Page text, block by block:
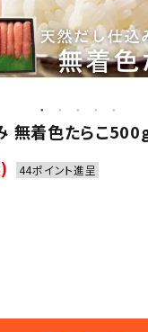
無着色たらこ
44ポイント進呈